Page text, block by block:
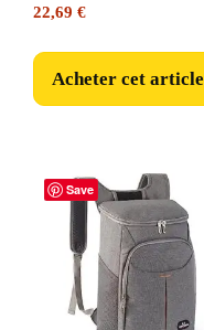
22,69 €
Acheter cet article
Save